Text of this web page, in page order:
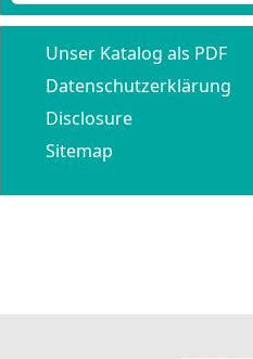
Unser Katalog als PDF
Datenschutzerklärung
Disclosure
Sitemap